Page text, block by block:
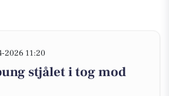
2026 11:20
stjålet i tog mod